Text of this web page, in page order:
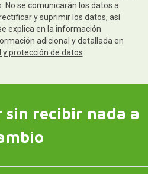
se comunicarán los datos a
y suprimir los datos, así
explica en la información
adicional y detallada en
y protección de datos
sin recibir nada a